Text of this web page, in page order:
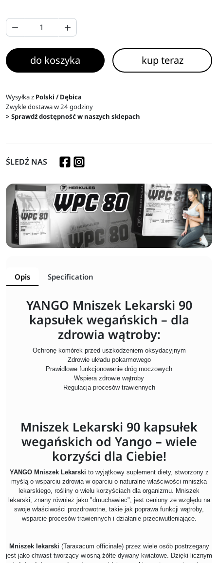
 
do koszyka kup teraz
Wysyłka z Polski / Dębica
Zwykle dostawa w 24 godziny
> Sprawdź dostępność w naszych sklepach
ŚLEDŹ NAS
Opis Specification
YANGO Mniszek Lekarski 90
kapsułek wegańskich – dla
zdrowia wątroby:
Ochronę komórek przed uszkodzeniem oksydacyjnym
Zdrowie układu pokarmowego
Prawidłowe funkcjonowanie dróg moczowych
Wspiera zdrowie wątroby
Regulacja procesów trawiennych
Mniszek Lekarski 90 kapsułek
wegańskich od Yango – wiele
korzyści dla Ciebie!
YANGO Mniszek Lekarski to wyjątkowy suplement diety, stworzony z
myślą o wsparciu zdrowia w oparciu o naturalne właściwości mniszka
lekarskiego, rośliny o wielu korzyściach dla organizmu. Mniszek
lekarski, znany również jako "dmuchawiec", jest ceniony ze względu na
swoje właściwości prozdrowotne, takie jak poprawa funkcji wątroby,
wsparcie procesów trawiennych i działanie przeciwutleniające.
Mniszek lekarski (Taraxacum officinale) przez wiele osób postrzegany
jest jako chwast tworzący wiosną żółte dywany kwiatowe. Dzięki licznym